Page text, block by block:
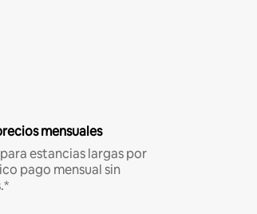
mensuales
estancias largas por
pago mensual sin